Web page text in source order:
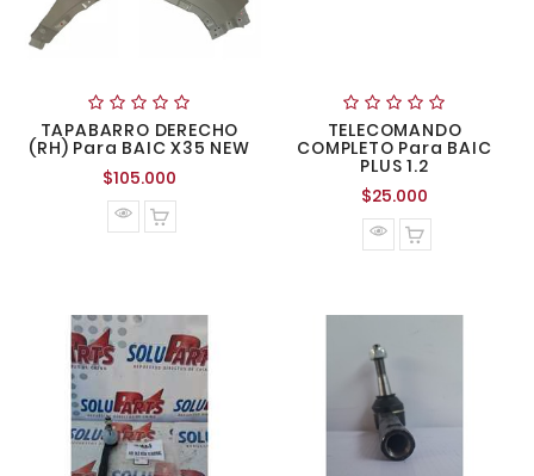
TAPABARRO DERECHO
(RH) Para BAIC X35 NEW
$105.000
normal
TELECOMANDO
COMPLETO Para BAIC
PLUS 1.2
$25.000
normal